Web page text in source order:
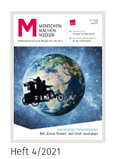
Heft 4/2021